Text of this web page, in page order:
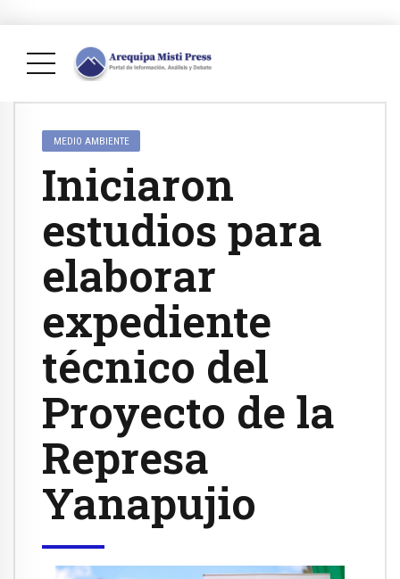
MEDIO AMBIENTE
Iniciaron
estudios para
elaborar
expediente
técnico del
Proyecto de la
Represa
Yanapujio